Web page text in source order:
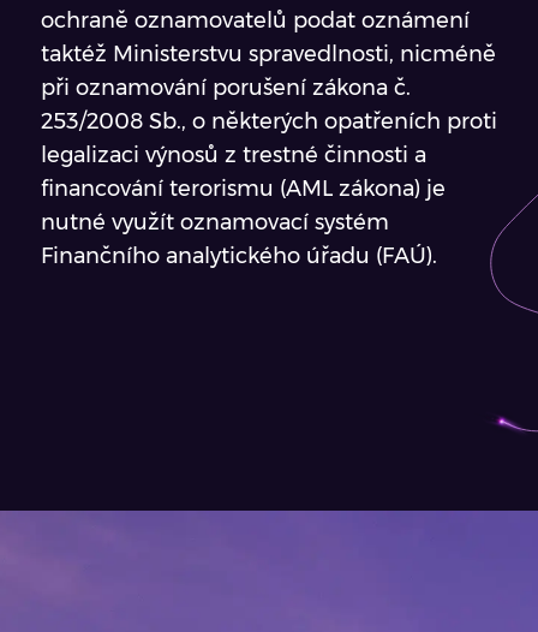
ochraně oznamovatelů podat oznámení
taktéž Ministerstvu spravedlnosti, nicméně
při oznamování porušení zákona č.
253/2008 Sb., o některých opatřeních proti
legalizaci výnosů z trestné činnosti a
financování terorismu (AML zákona) je
nutné využít oznamovací systém
Finančního analytického úřadu (FAÚ).